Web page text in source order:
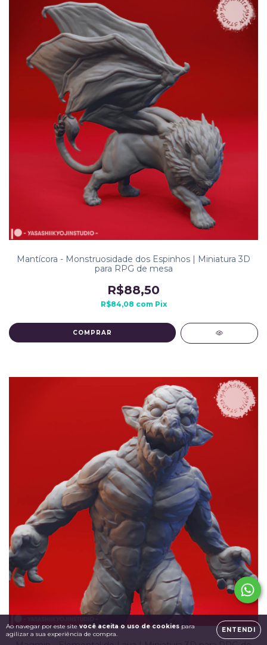
Ao navegar por este sitevocê aceita o uso de cookies para
agilizar a sua experiência de compra.
ENTENDI
Mantícora - Monstruosidade dos Espinhos | Miniatura 3D
para RPG de mesa
R$88,50
R$84,08 com Pix
COMPRAR